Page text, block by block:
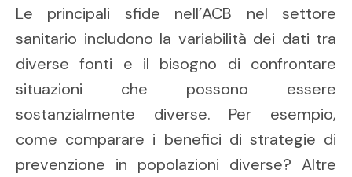
Le principali sfide nell’ACB nel settore
sanitario includono la variabilità dei dati tra
diverse fonti e il bisogno di confrontare
situazioni che possono essere
sostanzialmente diverse. Per esempio,
come comparare i benefici di strategie di
prevenzione in popolazioni diverse? Altre